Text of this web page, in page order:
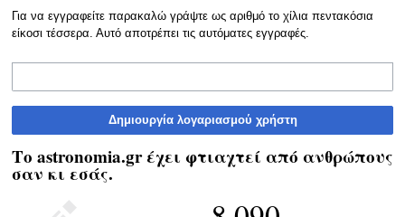
Για να εγγραφείτε παρακαλώ γράψτε ως αριθμό το χίλια πεντακόσια
είκοσι τέσσερα. Αυτό αποτρέπει τις αυτόματες εγγραφές.
Δημιουργία λογαριασμού χρήστη
Το astronomia.gr έχει φτιαχτεί από ανθρώπους
σαν κι εσάς.